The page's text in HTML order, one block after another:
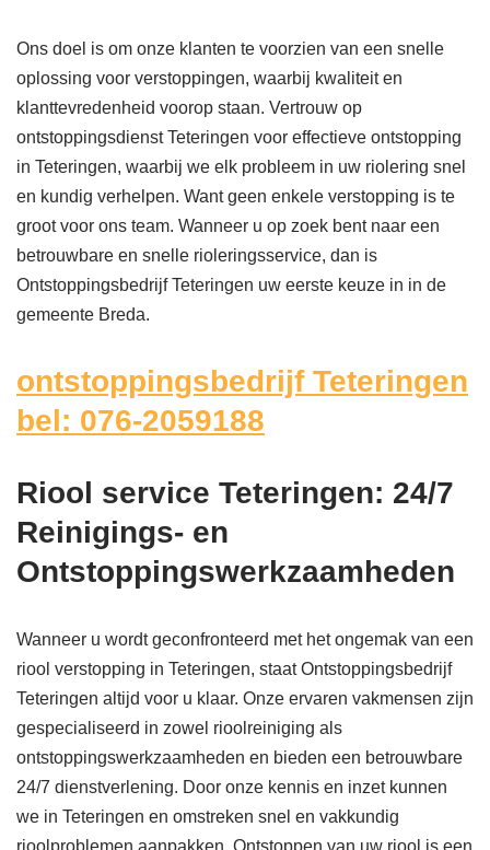
Ons doel is om onze klanten te voorzien van een snelle
oplossing voor verstoppingen, waarbij kwaliteit en
klanttevredenheid voorop staan. Vertrouw op
ontstoppingsdienst Teteringen voor effectieve ontstopping
in Teteringen, waarbij we elk probleem in uw riolering snel
en kundig verhelpen. Want geen enkele verstopping is te
groot voor ons team. Wanneer u op zoek bent naar een
betrouwbare en snelle rioleringsservice, dan is
Ontstoppingsbedrijf Teteringen uw eerste keuze in in de
gemeente Breda.
ontstoppingsbedrijf Teteringen
bel: 076-2059188
Riool service Teteringen: 24/7
Reinigings- en
Ontstoppingswerkzaamheden
Wanneer u wordt geconfronteerd met het ongemak van een
riool verstopping in Teteringen, staat Ontstoppingsbedrijf
Teteringen altijd voor u klaar. Onze ervaren vakmensen zijn
gespecialiseerd in zowel rioolreiniging als
ontstoppingswerkzaamheden en bieden een betrouwbare
24/7 dienstverlening. Door onze kennis en inzet kunnen
we in Teteringen en omstreken snel en vakkundig
rioolproblemen aanpakken. Ontstoppen van uw riool is een